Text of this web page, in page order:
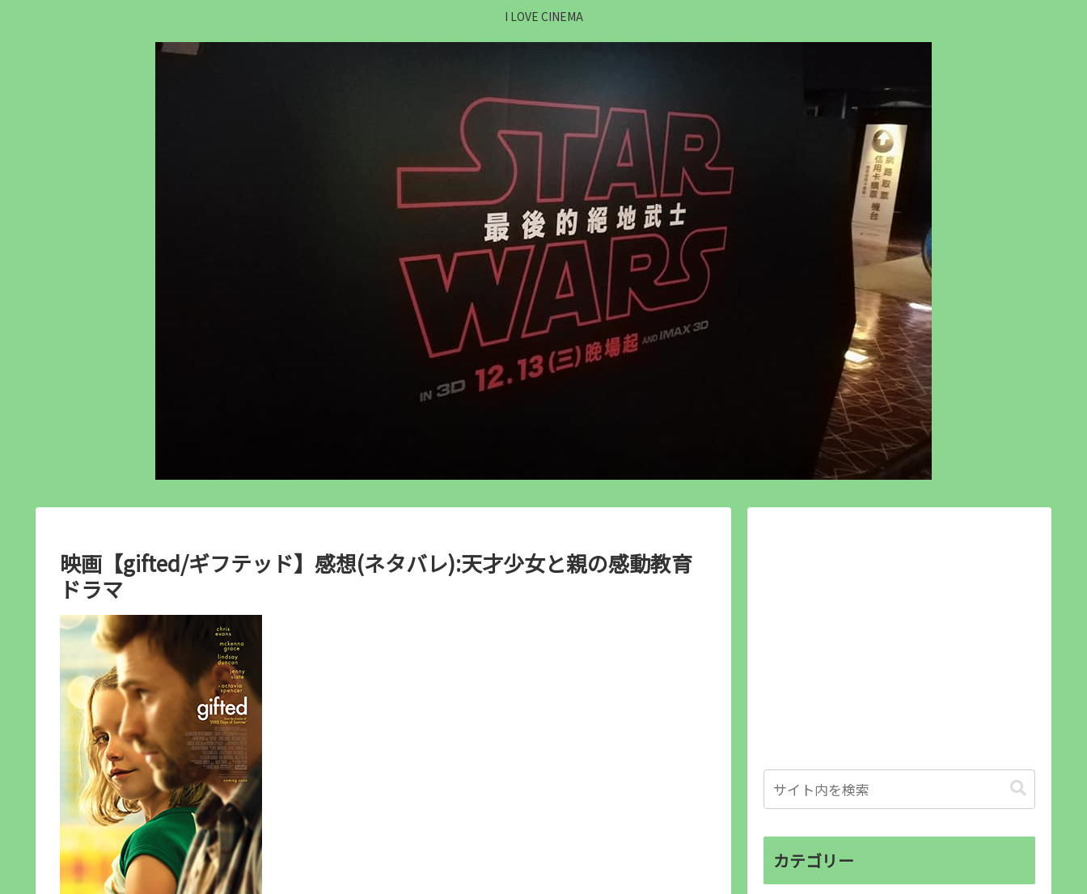
I LOVE CINEMA
映画【gifted/ギフテッド】感想(ネタバレ):天才少女と親の感動教育
ドラマ
カテゴリー